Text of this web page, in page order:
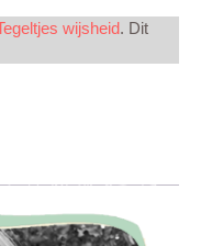
wijsheid. Dit